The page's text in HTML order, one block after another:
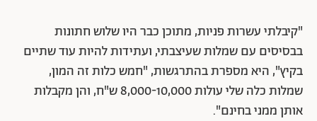
"קיבלתי עשרות פניות, מתוכן כבר היו שלוש חתונות
בבסיסים עם שמלות שעיצבתי, ועתידות להיות עוד שתיים
בקיץ", היא מספרת בהתרגשות, "חמש כלות זה המון,
שמלות כלה שלי עולות 8,000-10,000 ש"ח, והן מקבלות
אותן ממני בחינם".